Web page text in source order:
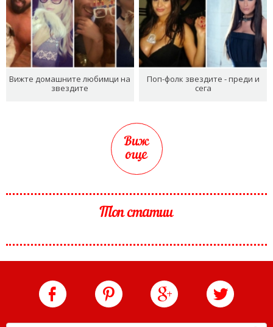
Вижте домашните любимци на
звездите
Поп-фолк звездите - преди и
сега
Виж
още
Топ статии